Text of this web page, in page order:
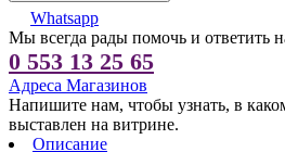
Whatsapp
Мы всегда рады помочь и ответить
0 553 13 25 65
Адреса Магазинов
Напишите нам, чтобы узнать, в
выставлен на витрине.
Описание